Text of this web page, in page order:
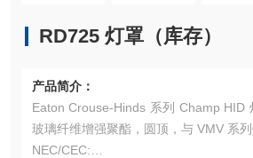
RD725 灯罩（库存）
产品简介：
Eaton Crouse-Hinds 系列 Champ HID
玻璃纤维增​​强聚酯，圆顶，与 VMV 系
NEC/CEC: